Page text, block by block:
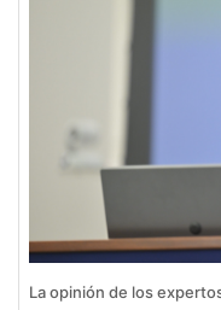
La opinión de los